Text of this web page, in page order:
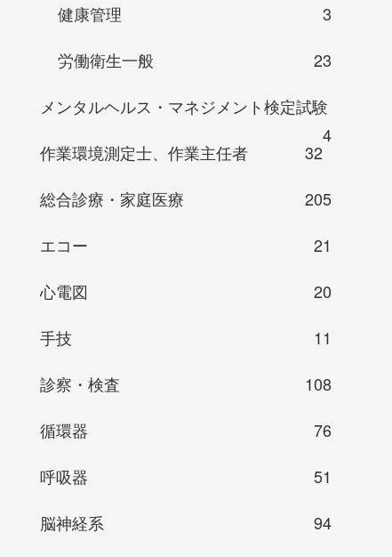
健康管理
3
労働衛生一般
23
メンタルヘルス・マネジメント検定試験
4
作業環境測定士、作業主任者
32
総合診療・家庭医療
205
エコー
21
心電図
20
手技
11
診察・検査
108
循環器
76
呼吸器
51
脳神経系
94